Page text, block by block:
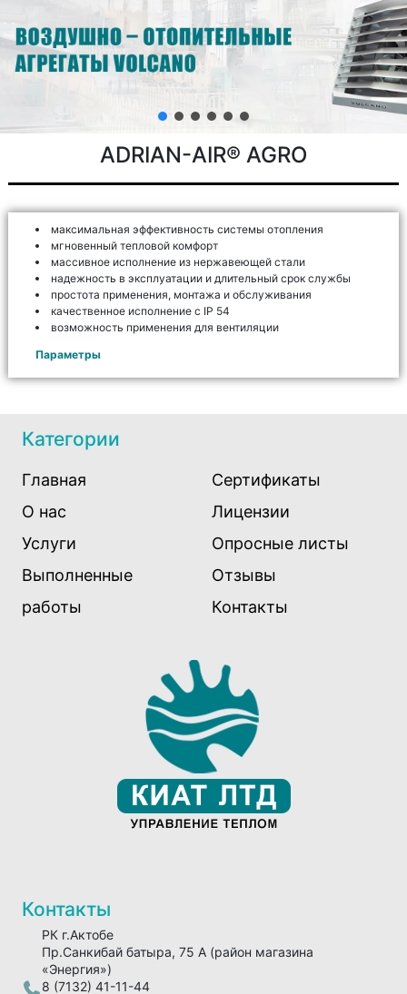
ADRIAN-AIR® AGRO
максимальная эффективность системы отопления
мгновенный тепловой комфорт
массивное исполнение из нержавеющей стали
надежность в эксплуатации и длительный срок службы
простота применения, монтажа и обслуживания
качественное исполнение с IP 54
возможность применения для вентиляции
Параметры
Категории
Главная
О нас
Услуги
Выполненные
работы
Сертификаты
Лицензии
Опросные листы
Отзывы
Контакты
Контакты
РК г.Актобе
Пр.Санкибай батыра, 75 А (район магазина
«Энергия»)
8 (7132) 41-11-44